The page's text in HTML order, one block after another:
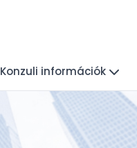
Konzuli információk